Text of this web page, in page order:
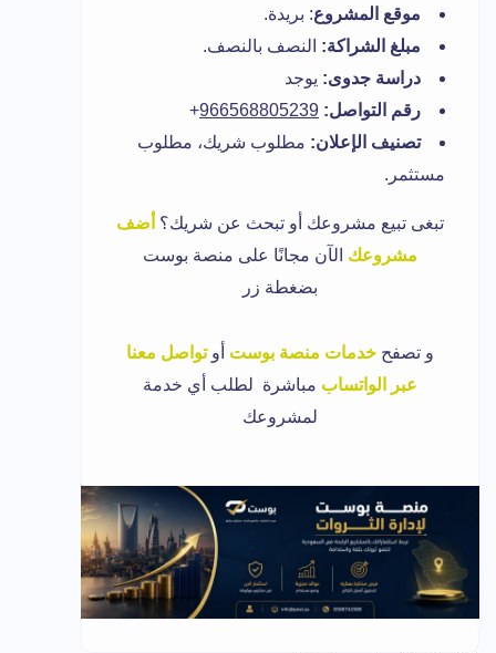
موقع المشروع: بريدة.
مبلغ الشراكة: النصف بالنصف.
دراسة جدوى: يوجد
رقم التواصل: 966568805239
+
تصنيف الإعلان: مطلوب شريك، مطلوب
مستثمر.
تبغى تبيع مشروعك أو تبحث عن شريك؟ أضف
مشروعك الآن مجانًا على منصة بوست
بضغطة زر
و تصفح خدمات منصة بوست أو تواصل معنا
عبر الواتساب مباشرة لطلب أي خدمة
لمشروعك